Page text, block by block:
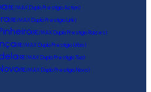
(RE/MAX Duplo Prestígio Action)
(RE/MAX Duplo Prestígio Link)
(RE/MAX Duplo Prestígio Raízes)
(RE/MAX Duplo Prestígio Urbis)
(RE/MAX Duplo Prestígio Tua)
(RE/MAX Duplo Prestígio Novo)